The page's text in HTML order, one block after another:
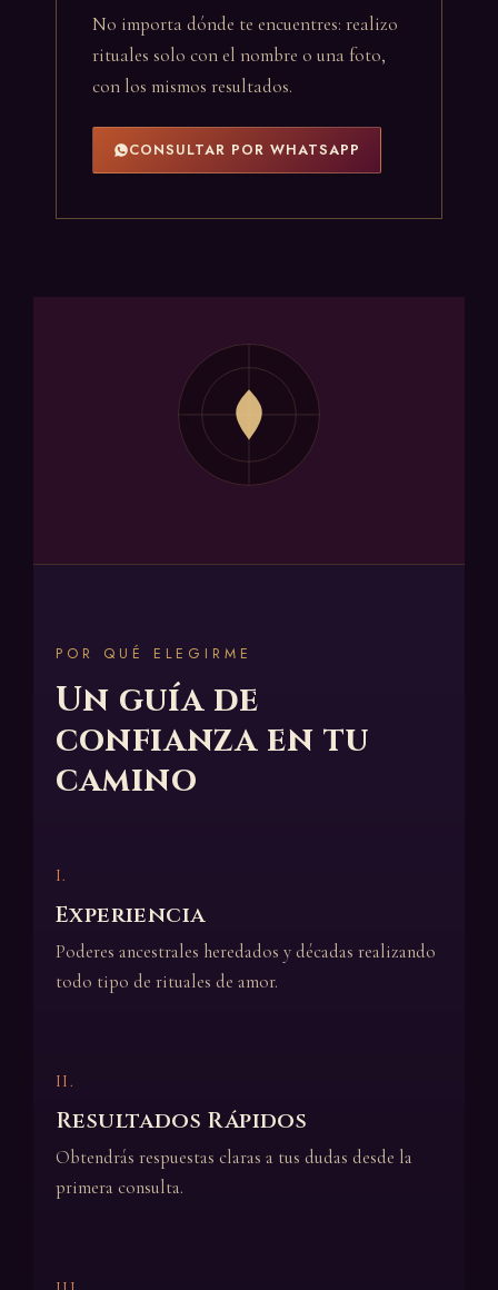
No importa dónde te encuentres: realizo
rituales solo con el nombre o una foto,
con los mismos resultados.
CONSULTAR POR WHATSAPP
POR QUÉ ELEGIRME
Un guía de
confianza en tu
camino
I.
Experiencia
Poderes ancestrales heredados y décadas realizando
todo tipo de rituales de amor.
II.
Resultados Rápidos
Obtendrás respuestas claras a tus dudas desde la
primera consulta.